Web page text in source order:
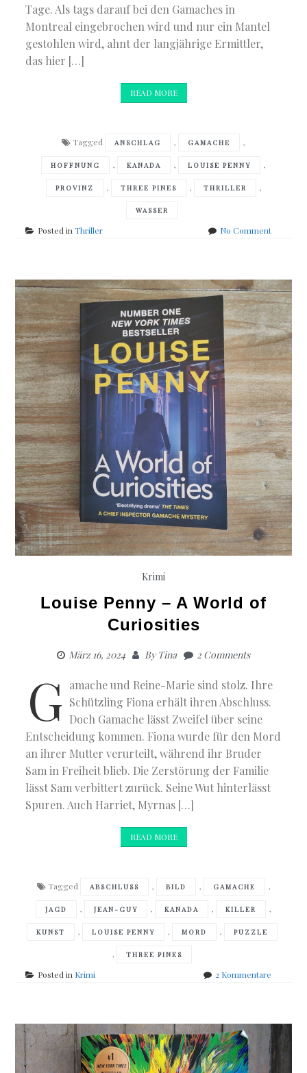
Tage. Als tags darauf bei den Gamaches in
Montreal eingebrochen wird und nur ein Mantel
gestohlen wird, ahnt der langjährige Ermittler,
das hier […]
READ MORE
Tagged ANSCHLAG , GAMACHE ,
HOFFNUNG , KANADA , LOUISE PENNY ,
PROVINZ , THREE PINES , THRILLER ,
WASSER
Posted inThriller No Commenton
the
grey
wolf
Krimi
Louise Penny – A World of
Curiosities
März 16, 2024 ByTina 2 Comments
G amache und Reine-Marie sind stolz. Ihre
Schützling Fiona erhält ihren Abschluss.
Doch Gamache lässt Zweifel über seine
Entscheidung kommen. Fiona wurde für den Mord
an ihrer Mutter verurteilt, während ihr Bruder
Sam in Freiheit blieb. Die Zerstörung der Familie
lässt Sam verbittert zurück. Seine Wut hinterlässt
Spuren. Auch Harriet, Myrnas […]
READ MORE
Tagged ABSCHLUSS , BILD , GAMACHE ,
JAGD , JEAN-GUY , KANADA , KILLER ,
KUNST , LOUISE PENNY , MORD , PUZZLE
, THREE PINES
Posted in Krimi 2 Kommentarezu
A
World
of